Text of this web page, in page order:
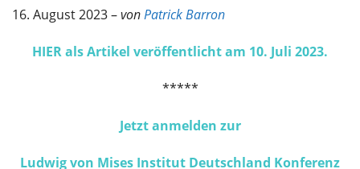
16. August 2023 –vonPatrick Barron
HIER als Artikel veröffentlicht am 10. Juli 2023.
*****
Jetzt anmelden zur
Ludwig von Mises Institut Deutschland Konferenz